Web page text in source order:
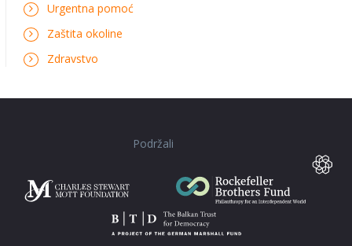
Urgentna pomoć
Zaštita okoline
Zdravstvo
Podržali